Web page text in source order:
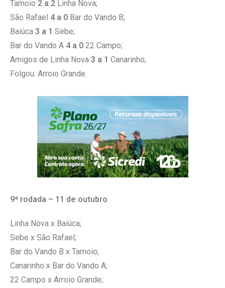
Tamoio 2 a 2 Linha Nova;
São Rafael 4 a 0 Bar do Vando B;
Baiúca 3 a 1 Sebe;
Bar do Vando A 4 a 0 22 Campo;
Amigos de Linha Nova 3 a 1 Canarinho;
Folgou: Arroio Grande.
9ª rodada – 11 de outubro
Linha Nova x Baiúca;
Sebe x São Rafael;
Bar do Vando B x Tamoio;
Canarinho x Bar do Vando A;
22 Campo x Arroio Grande;